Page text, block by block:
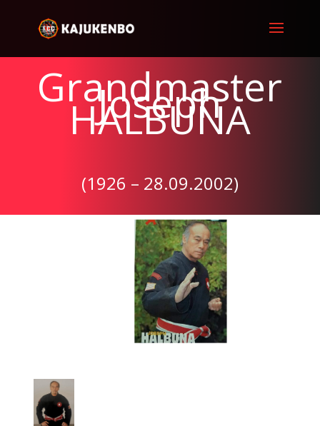
Grandmaster
Joseph
HALBUNA
(1926 – 28.09.2002)